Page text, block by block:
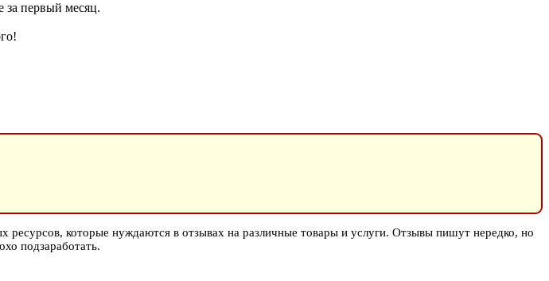
за первый месяц.
которые нуждаются в отзывах на различные товары и услуги. Отзывы пишут нередко, но
подзаработать.